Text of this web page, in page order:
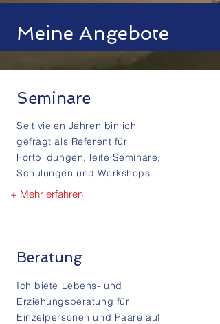
Meine Angebote
Seminare
Seit vielen Jahren bin ich
gefragt als Referent für
Fortbildungen, leite Seminare,
Schulungen und Workshops.
+ Mehr erfahren
Beratung
Ich biete Lebens- und
Erziehungsberatung für
Einzelpersonen und Paare auf